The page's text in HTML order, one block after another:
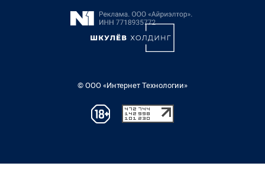
© ООО «Интернет Технологии»